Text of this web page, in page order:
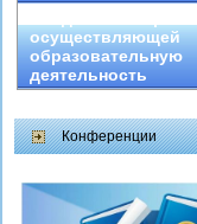
осуществляющей
образовательную
деятельность
Конференции